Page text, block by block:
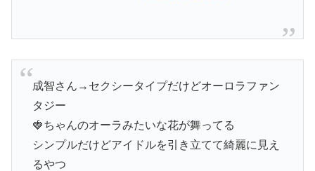
成智さん→セクシータイプだけどオーロラファン
タジー
🍓ちゃんのオーラみたいな花が舞ってる
シンプルだけどアイドルを引き立てて綺麗に見え
るやつ